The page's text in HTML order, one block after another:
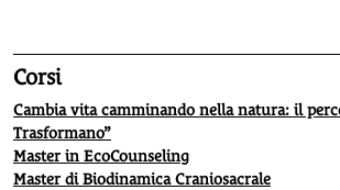
Corsi
Cambia vita camminando nella natura: il
Trasformano”
Master in EcoCounseling
Master di Biodinamica Craniosacrale